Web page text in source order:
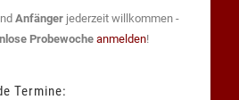
Anfänger jederzeit willkommen -
Probewocheanmelden!
Termine: